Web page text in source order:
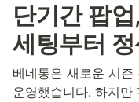
단기간 팝업,
세팅부터
베네통은 새로운 시즌
운영했습니다. 하지만